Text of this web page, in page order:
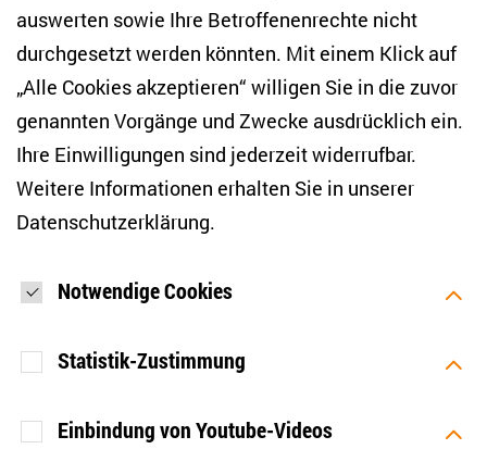
E-Mail-Adresse eingeben*
Ich möchte regelmäßig über aktuelle Themen,
werden. Ich bin zudem damit einverstanden, dass meine
Interaktionen mit den Newslettern gemessen werden (z. B.
Öffnung der E-Mail, angeklickte Links), sodass das ZOiS den
Newsletter optimieren und weiterhin möglichst relevante
mit Wirkung für die Zukunft widerrufen (Abmeldelink in jeder
von HTML-Inhalten in Ihrem E-Mail-Programm
standardmäßig deaktivieren. Weitere Hinweise zum
auswerten sowie Ihre Betroffenenrechte nicht
durchgesetzt werden könnten. Mit einem Klick auf
„Alle Cookies akzeptieren“ willigen Sie in die zuvor
genannten Vorgänge und Zwecke ausdrücklich ein.
Ihre Einwilligungen sind jederzeit widerrufbar.
Weitere Informationen erhalten Sie in unserer
Datenschutzerklärung.
Notwendige Cookies
Statistik-Zustimmung
Einbindung von Youtube-Videos